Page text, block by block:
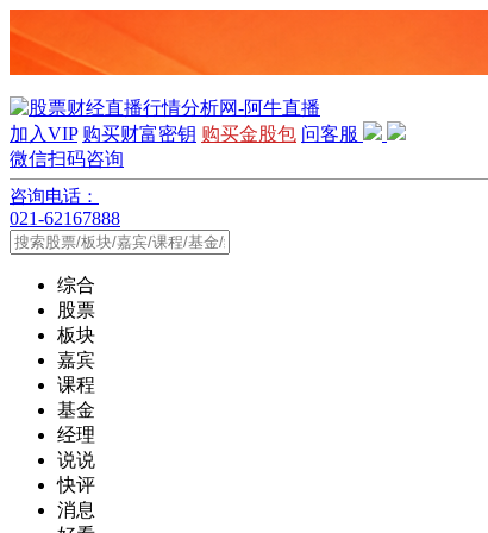
加入VIP 购买财富密钥 购买金股包 问客服
微信扫码咨询
咨询电话：
021-62167888
综合
股票
板块
嘉宾
课程
基金
经理
说说
快评
消息